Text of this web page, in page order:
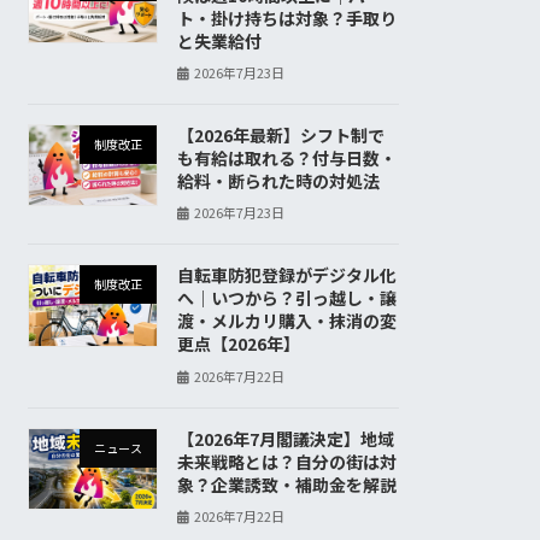
ト・掛け持ちは対象？手取り
と失業給付
2026年7月23日
制度改正
【2026年最新】シフト制で
も有給は取れる？付与日数・
給料・断られた時の対処法
2026年7月23日
制度改正
自転車防犯登録がデジタル化
へ｜いつから？引っ越し・譲
渡・メルカリ購入・抹消の変
更点【2026年】
2026年7月22日
ニュース
【2026年7月閣議決定】地域
未来戦略とは？自分の街は対
象？企業誘致・補助金を解説
2026年7月22日